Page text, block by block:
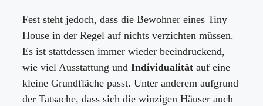
Fest steht jedoch, dass die Bewohner eines Tiny
House in der Regel auf nichts verzichten müssen.
Es ist stattdessen immer wieder beeindruckend,
wie viel Ausstattung und Individualität auf eine
kleine Grundfläche passt. Unter anderem aufgrund
der Tatsache, dass sich die winzigen Häuser auch